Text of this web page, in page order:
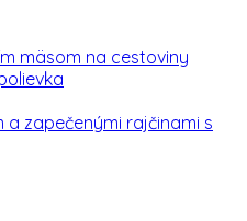
mäsom na cestoviny
zapečenými rajčinami s